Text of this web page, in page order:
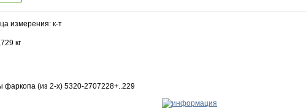
измерения: к-т
кг
фаркопа (из 2-х) 5320-2707228+..229